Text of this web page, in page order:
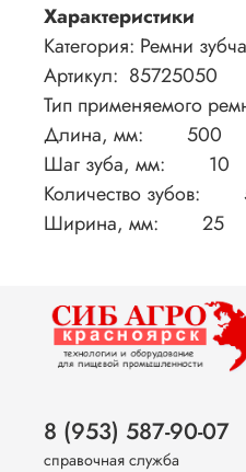
Характеристики
Категория: Ремни
Артикул: 85725050
Тип применяемого
Длина, мм: 500
Шаг зуба, мм: 10
Количество зубов:
Ширина, мм: 25
8 (953) 587-90-07
справочная служба